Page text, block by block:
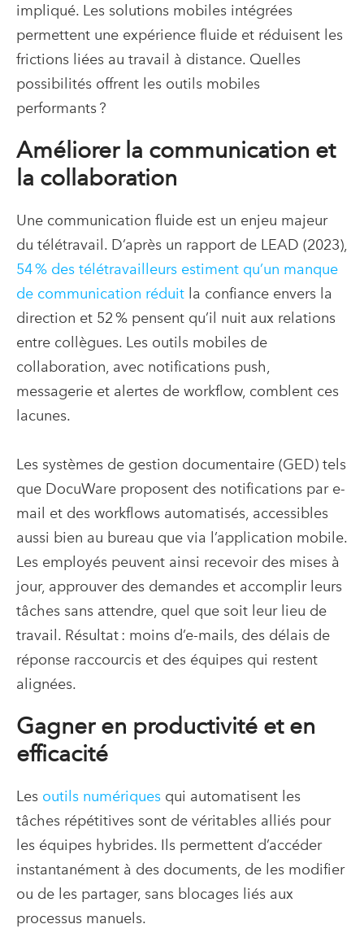
impliqué. Les solutions mobiles intégrées
permettent une expérience fluide et réduisent les
frictions liées au travail à distance. Quelles
possibilités offrent les outils mobiles
performants ?
Améliorer la communication et
la collaboration
Une communication fluide est un enjeu majeur
du télétravail. D’après un rapport de LEAD (2023),
54 % des télétravailleurs estiment qu’un manque
de communication réduit la confiance envers la
direction et 52 % pensent qu’il nuit aux relations
entre collègues. Les outils mobiles de
collaboration, avec notifications push,
messagerie et alertes de workflow, comblent ces
lacunes.
Les systèmes de gestion documentaire (GED) tels
que DocuWare proposent des notifications par e-
mail et des workflows automatisés, accessibles
aussi bien au bureau que via l’application mobile.
Les employés peuvent ainsi recevoir des mises à
jour, approuver des demandes et accomplir leurs
tâches sans attendre, quel que soit leur lieu de
travail. Résultat : moins d’e-mails, des délais de
réponse raccourcis et des équipes qui restent
alignées.
Gagner en productivité et en
efficacité
Les outils numériques qui automatisent les
tâches répétitives sont de véritables alliés pour
les équipes hybrides. Ils permettent d’accéder
instantanément à des documents, de les modifier
ou de les partager, sans blocages liés aux
processus manuels.